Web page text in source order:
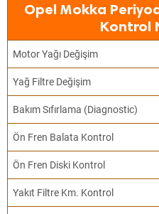
Opel Mokka
Kontrol
Motor Yağı Değişim
Yağ Filtre Değişim
Bakım Sıfırlama (Diagnostic)
Ön Fren Balata Kontrol
Ön Fren Diski Kontrol
Yakıt Filtre Km. Kontrol